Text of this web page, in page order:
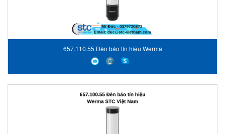
657.110.55 Đèn báo tín hiệu Werma